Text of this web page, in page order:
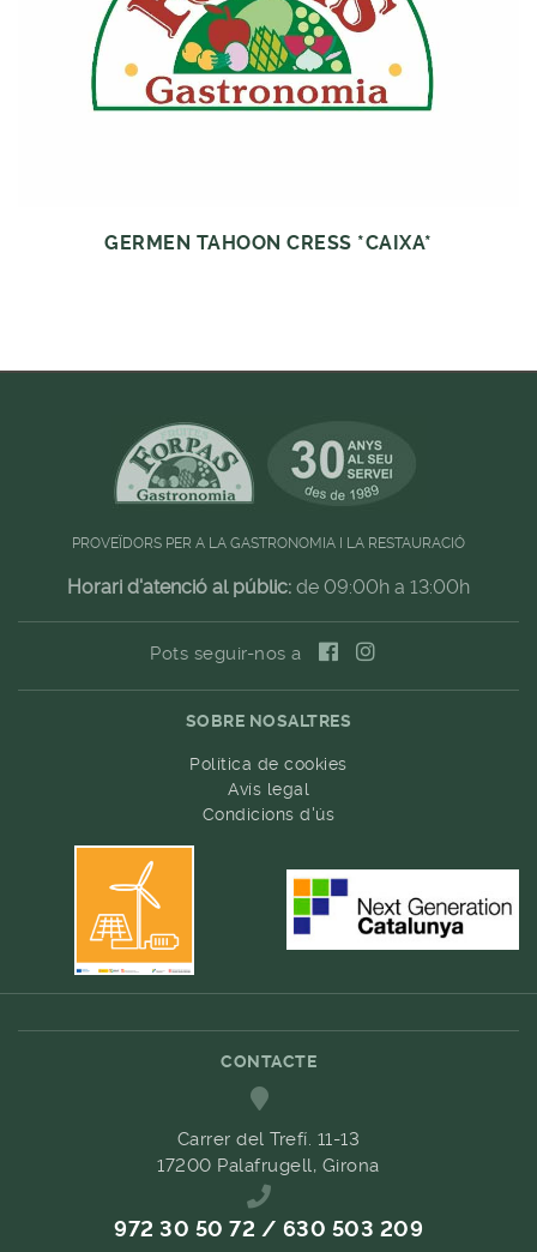
GERMEN TAHOON CRESS *CAIXA*
PROVEÏDORS PER A LA GASTRONOMIA I LA RESTAURACIÓ
Horari d'atenció al públic: de 09:00h a 13:00h
Pots seguir-nos a
SOBRE NOSALTRES
Política de cookies
Avís legal
Condicions d'ús
CONTACTE
Carrer del Trefí. 11-13
17200 Palafrugell, Girona
972 30 50 72 / 630 503 209